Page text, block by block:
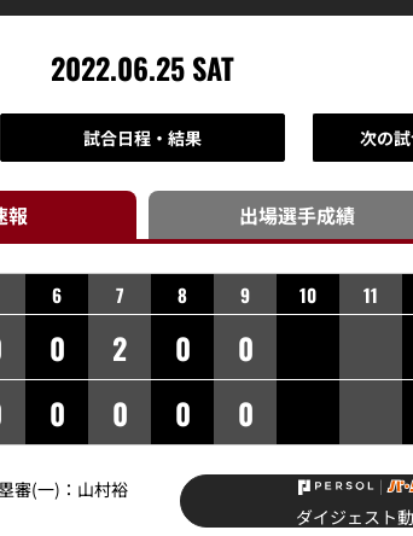
2022.06.25 SAT
試合日程・結果 次の
報 出場選手成績
6 7 8 9 10 11
0 2 0
0
0 0 0 0
審(一)：山村裕
ダイジェスト